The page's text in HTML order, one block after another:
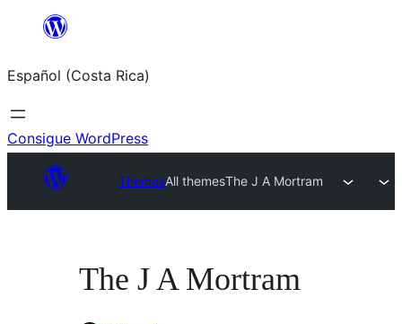
Saltar
contenido
Español (Costa Rica)
Consigue WordPress
ThemesAll themesThe J A Mortram
The J A Mortram